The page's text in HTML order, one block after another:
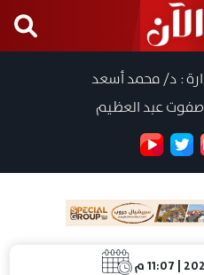
: د/ محمد أسعد
صفوت عبد العظيم